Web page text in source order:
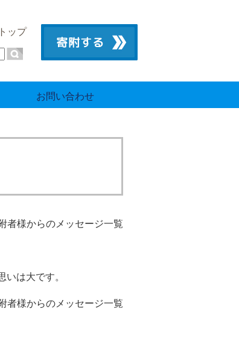
ップ
お問い合わせ
者様からのメッセージ一覧
は大です。
者様からのメッセージ一覧